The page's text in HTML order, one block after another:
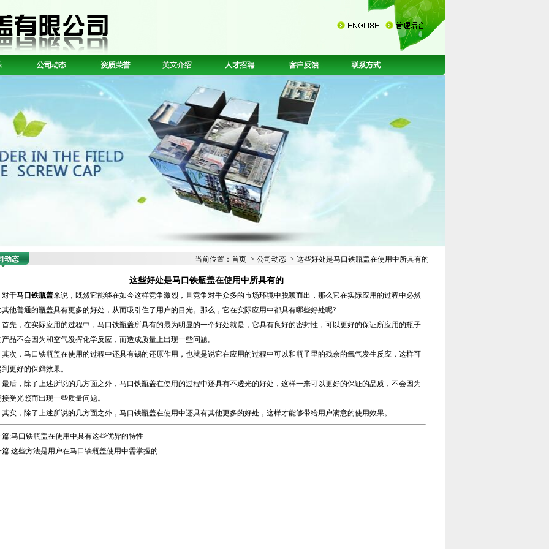
动态 当前位置： 首页-> 公司动态-> 这些好处是马口铁瓶盖在使用中所具有的
这些好处是马口铁瓶盖在使用中所具有的
于马口铁瓶盖来说，既然它能够在如今这样竞争激烈，且竞争对手众多的市场环境中脱颖而出，那么它在实际应用的过程中必然
其他普通的瓶盖具有更多的好处，从而吸引住了用户的目光。那么，它在实际应用中都具有哪些好处呢?
，在实际应用的过程中，马口铁瓶盖所具有的最为明显的一个好处就是，它具有良好的密封性，可以更好的保证所应用的瓶子
品不会因为和空气发挥化学反应，而造成质量上出现一些问题。
，马口铁瓶盖在使用的过程中还具有锡的还原作用，也就是说它在应用的过程中可以和瓶子里的残余的氧气发生反应，这样可
更好的保鲜效果。
，除了上述所说的几方面之外，马口铁瓶盖在使用的过程中还具有不透光的好处，这样一来可以更好的保证的品质，不会因为
受光照而出现一些质量问题。
，除了上述所说的几方面之外，马口铁瓶盖在使用中还具有其他更多的好处，这样才能够带给用户满意的使用效果。
篇:马口铁瓶盖在使用中具有这些优异的特性
篇:这些方法是用户在马口铁瓶盖使用中需掌握的